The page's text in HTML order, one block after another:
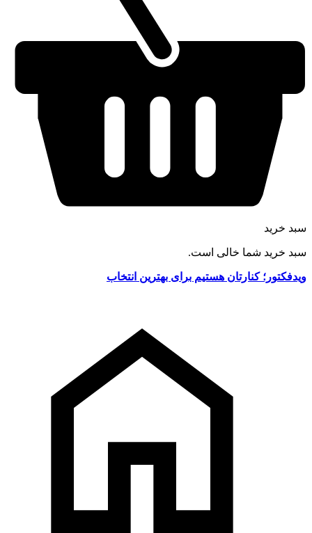
سبد خرید
سبد خرید شما خالی است.
ویدفکتور؛ کنارتان هستیم برای بهترین انتخاب